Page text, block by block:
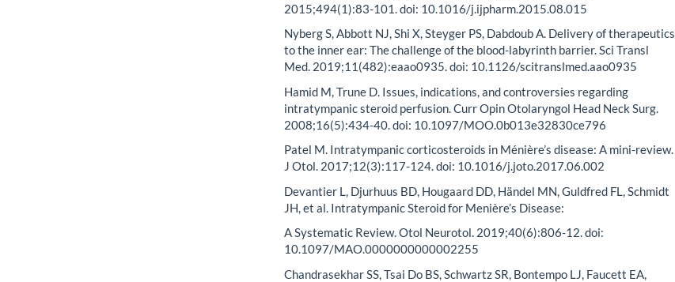
2015;494(1):83-101. doi: 10.1016/j.ijpharm.2015.08.015
Nyberg S, Abbott NJ, Shi X, Steyger PS, Dabdoub A. Delivery of therapeutics
to the inner ear: The challenge of the blood-labyrinth barrier. Sci Transl
Med. 2019;11(482):eaao0935. doi: 10.1126/scitranslmed.aao0935
Hamid M, Trune D. Issues, indications, and controversies regarding
intratympanic steroid perfusion. Curr Opin Otolaryngol Head Neck Surg.
2008;16(5):434-40. doi: 10.1097/MOO.0b013e32830ce796
Patel M. Intratympanic corticosteroids in Ménière’s disease: A mini-review.
J Otol. 2017;12(3):117-124. doi: 10.1016/j.joto.2017.06.002
Devantier L, Djurhuus BD, Hougaard DD, Händel MN, Guldfred FL, Schmidt
JH, et al. Intratympanic Steroid for Menière’s Disease:
A Systematic Review. Otol Neurotol. 2019;40(6):806-12. doi:
10.1097/MAO.0000000000002255
Chandrasekhar SS, Tsai Do BS, Schwartz SR, Bontempo LJ, Faucett EA,